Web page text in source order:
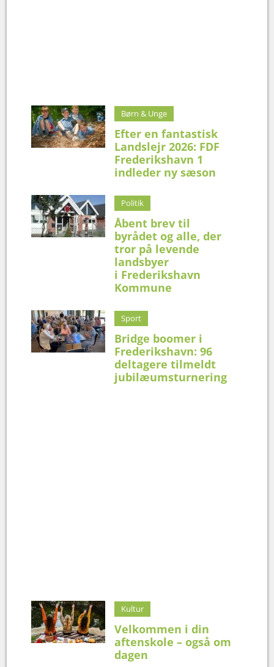
Børn & Unge
Efter en fantastisk
Landslejr 2026: FDF
Frederikshavn 1
indleder ny sæson
Politik
Åbent brev til
byrådet og alle, der
tror på levende
landsbyer
i Frederikshavn
Kommune
Sport
Bridge boomer i
Frederikshavn: 96
deltagere tilmeldt
jubilæumsturnering
Kultur
Velkommen i din
aftenskole – også om
dagen